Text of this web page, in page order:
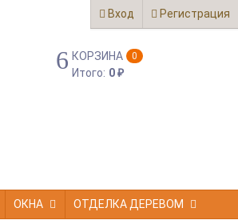
Вход Регистрация
КОРЗИНА 0
Итого: 0₽
ОКНА ОТДЕЛКА ДЕРЕВОМ